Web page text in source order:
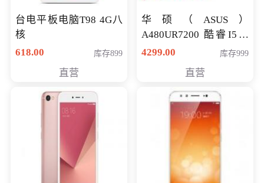
台电平板电脑T98 4G八
核
618.00
库存899
直营
华硕（ASUS）
A480UR7200 酷睿I5超
薄学生办公游戏独显笔
NV930-2G独
4299.00 库存999
直营